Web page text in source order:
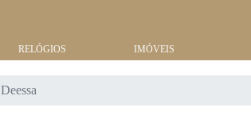
RELÓGIOS IMÓVEIS
Deessa